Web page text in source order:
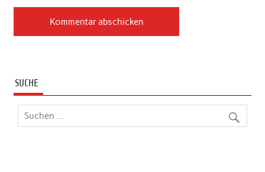
SUCHE